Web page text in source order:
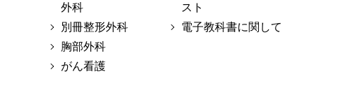
外科
別冊整形外科
胸部外科
がん看護
スト
電子教科書に関して